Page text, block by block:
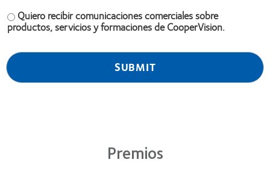
Quiero recibir comunicaciones comerciales sobre
productos, servicios y formaciones de CooperVision.
Premios